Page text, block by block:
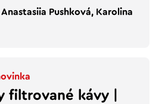
Pushková, Karolina
filtrované kávy |